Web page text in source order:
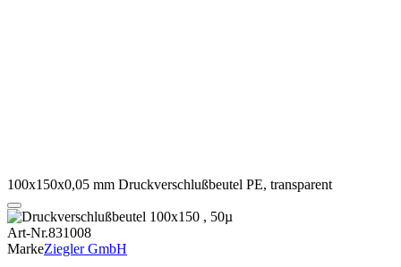
100x150x0,05 mm Druckverschlußbeutel PE, transparent
Art-Nr.831008
MarkeZiegler GmbH